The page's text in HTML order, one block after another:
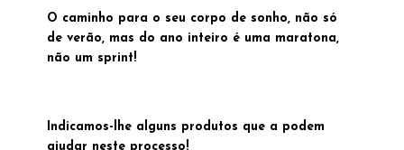
O caminho para o seu corpo de sonho, não só
de verão, mas do ano inteiro é uma maratona,
não um sprint!
Indicamos-lhe alguns produtos que a podem
ajudar neste processo!